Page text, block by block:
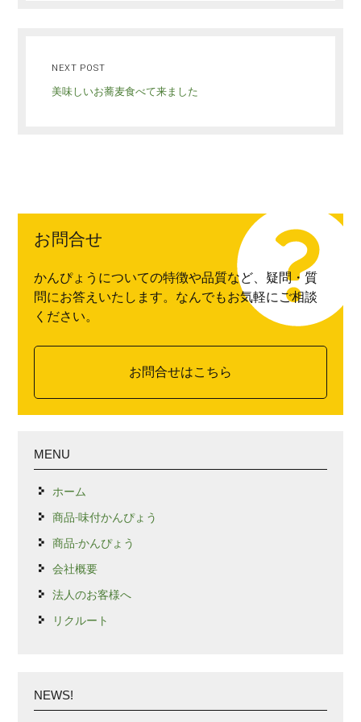
NEXT POST
美味しいお蕎麦食べて来ました
お問合せ
かんぴょうについての特徴や品質など、疑問・質
問にお答えいたします。なんでもお気軽にご相談
ください。
お問合せはこちら
MENU
ホーム
商品-味付かんぴょう
商品-かんぴょう
会社概要
法人のお客様へ
リクルート
NEWS!